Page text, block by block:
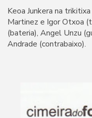
Keoa Junkera na
Martinez e Igor Otxoa
(bateria), Angel Unzu
Andrade (contrabaixo).